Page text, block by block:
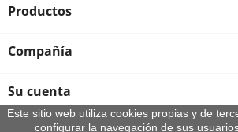
Productos
Compañía
Su cuenta
Este sitio web utiliza cookies propias y de
configurar la navegación de sus